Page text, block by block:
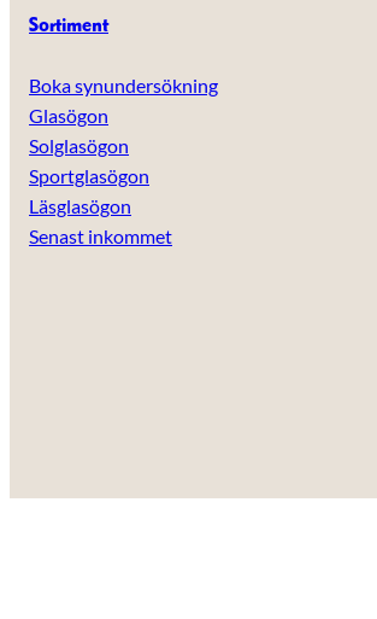
Sortiment
Boka synundersökning
Glasögon
Solglasögon
Sportglasögon
Läsglasögon
Senast inkommet